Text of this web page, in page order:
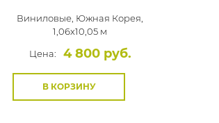
Виниловые, Южная Корея,
1,06x10,05 м
Цена:
4 800 руб.
В КОРЗИНУ